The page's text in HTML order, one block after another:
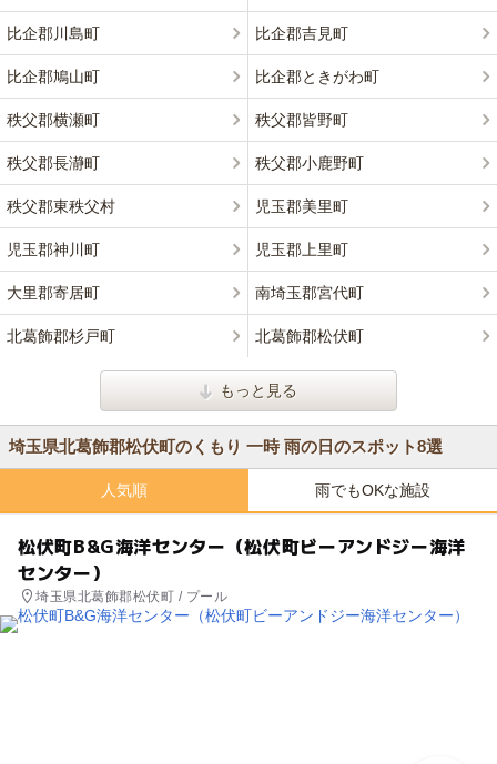
比企郡川島町 比企郡吉見町
比企郡鳩山町 比企郡ときがわ町
秩父郡横瀬町 秩父郡皆野町
秩父郡長瀞町 秩父郡小鹿野町
秩父郡東秩父村 児玉郡美里町
児玉郡神川町 児玉郡上里町
大里郡寄居町 南埼玉郡宮代町
北葛飾郡杉戸町 北葛飾郡松伏町
もっと見る
埼玉県北葛飾郡松伏町のくもり 一時 雨の日のスポット8選
人気順 雨でもOKな施設
松伏町B&G海洋センター（松伏町ビーアンドジー海洋
センター）
埼玉県北葛飾郡松伏町 / プール